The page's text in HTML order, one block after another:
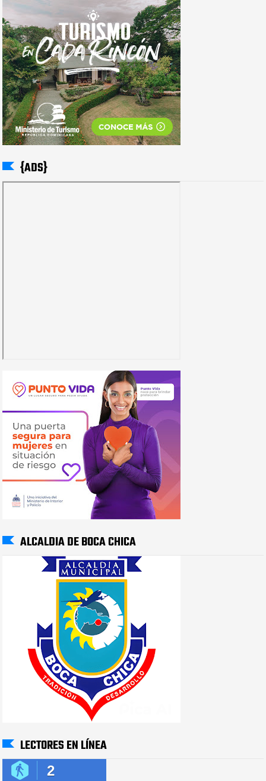
{ADS}
ALCALDIA DE BOCA CHICA
LECTORES EN LÍNEA
2